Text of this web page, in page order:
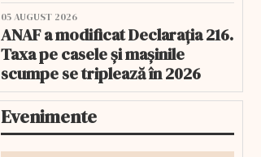
05 AUGUST 2026
ANAF a modificat Declarația 216.
Taxa pe casele și mașinile
scumpe se triplează în 2026
Evenimente